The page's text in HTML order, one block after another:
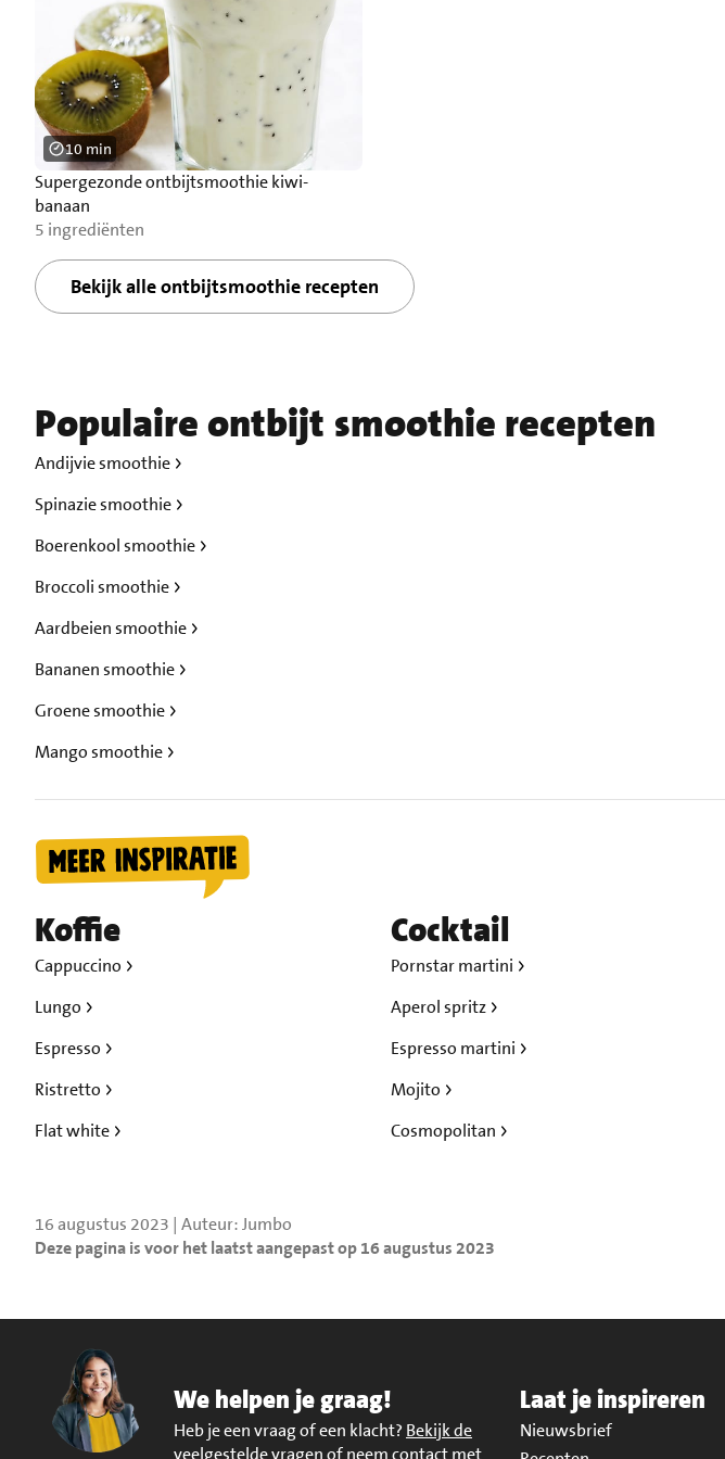
Supergezonde ontbijtsmoothie kiwi-
banaan
5 ingrediënten
10 min
Bekijk alle ontbijtsmoothie recepten
Populaire ontbijt smoothie recepten
Andijvie smoothie
Spinazie smoothie
Boerenkool smoothie
Broccoli smoothie
Aardbeien smoothie
Bananen smoothie
Groene smoothie
Mango smoothie
Koffie
Cappuccino
Lungo
Espresso
Ristretto
Flat white
Cocktail
Pornstar martini
Aperol spritz
Espresso martini
Mojito
Cosmopolitan
16 augustus 2023 | Auteur: Jumbo
Deze pagina is voor het laatst aangepast op 16 augustus 2023
We helpen je graag!
Heb je een vraag of een klacht? Bekijk de
veelgestelde vragen of neem contact met
Laat je inspireren
Nieuwsbrief